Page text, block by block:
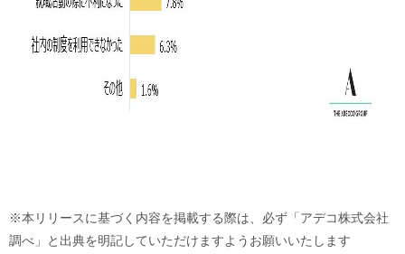
※本リリースに基づく内容を掲載する際は、必ず「アデコ株式会社
調べ」と出典を明記していただけますようお願いいたします